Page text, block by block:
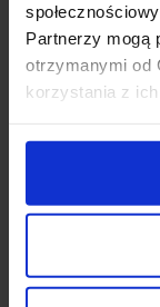
Partnerzy mogą
otrzymanymi od
korzystania z ich
LED 300 Biała
79,99 zł
Zobacz